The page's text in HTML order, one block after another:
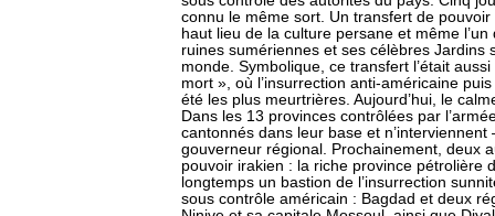
connu le même sort. Un transfert de
haut lieu de la culture persane et même
ruines sumériennes et ses célèbres Jardins
monde. Symbolique, ce transfert l’était
mort », où l’insurrection anti-américaine
été les plus meurtrières. Aujourd’hui, le
Dans les 13 provinces contrôlées par
cantonnés dans leur base et
gouverneur régional. Prochainement, deux
pouvoir irakien : la riche province pétrolière
longtemps un bastion de l’insurrection
sous contrôle américain : Bagdad et deux